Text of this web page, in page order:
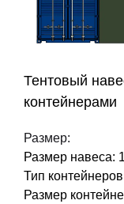
Тентовый
контейнерами
Размер:
Размер навеса:
Тип
Размер